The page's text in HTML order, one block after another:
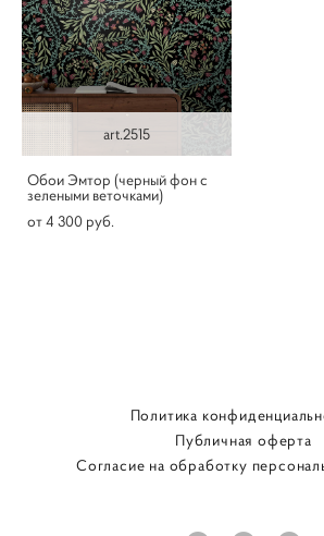
art.2515
Обои Эмтор (черный фон с
зелеными веточками)
от 4 300 pуб.
Политика
Публичная оферта
Согласие на обработку